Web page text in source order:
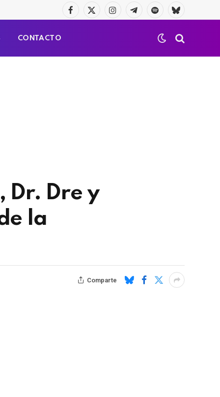
Facebook
X
InstagramTelegramaSpotifyBluesky
CONTACTO
Dr. Dre y
la
Comparte